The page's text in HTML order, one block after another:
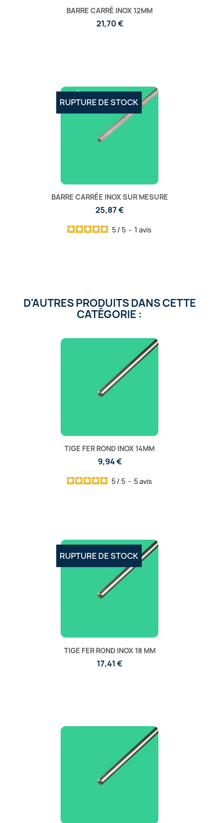
BARRE CARRÉ INOX 12MM
21,70 €
BARRE CARRÉE INOX SUR MESURE
25,87 €
5 / 5 - 1 avis
RUPTURE DE STOCK
D'AUTRES PRODUITS DANS CETTE
CATÉGORIE :
TIGE FER ROND INOX 14MM
9,94 €
5 / 5 - 5avis
TIGE FER ROND INOX 18 MM
17,41 €
RUPTURE DE STOCK